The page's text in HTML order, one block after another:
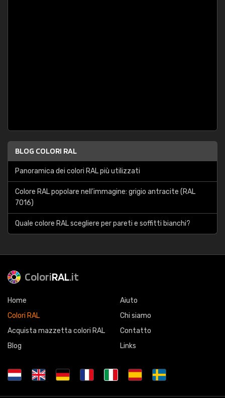
BLOG COLORI RAL
Panoramica dei colori RAL più utilizzati
Colore RAL popolare nell'immagine: grigio antracite (RAL
7016)
Quale colore RAL scegliere per pareti e soffitti bianchi?
ColoriRAL.it
Home
Colori RAL
Acquista mazzetta colori RAL
Blog
Aiuto
Chi siamo
Contatto
Links